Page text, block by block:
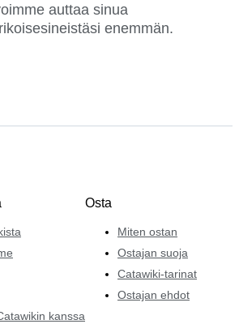
auttaa sinua
enemmän.
kanssa
Osta
Miten ostan
Ostajan suoja
Catawiki-tarinat
Ostajan ehdot